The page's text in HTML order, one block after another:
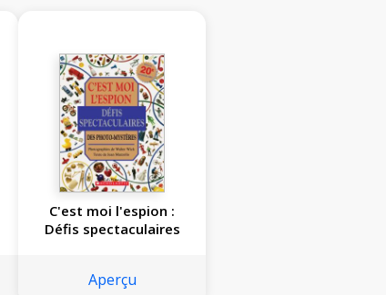
C'est moi l'espion :
Défis spectaculaires
Aperçu